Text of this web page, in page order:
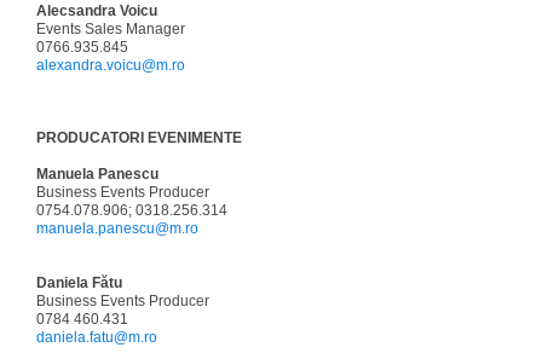
Alecsandra Voicu
Events Sales Manager
0766.935.845
alexandra.voicu@m.ro
PRODUCATORI EVENIMENTE
Manuela Panescu
Business Events Producer
0754.078.906; 0318.256.314
manuela.panescu@m.ro
Daniela Fătu
Business Events Producer
0784 460.431
daniela.fatu@m.ro